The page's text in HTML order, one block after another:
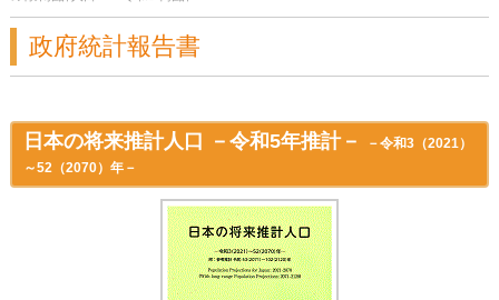
政府統計報告書
日本の将来推計人口 －令和5年推計－
－令和3（2021）
～52（2070）年－